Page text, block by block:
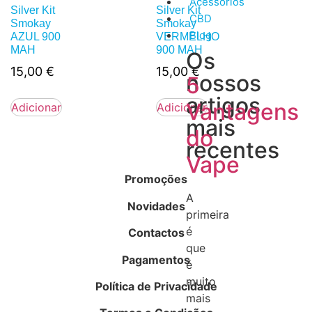
CBD
Blog
Os
nossos
artigos
mais
recentes
5
Vantagens
do
Vape
A
primeira
é
que
é
muito
mais
Silver Kit
Smokay
AZUL 900
MAH
15,00 €
Adicionar
Silver Kit
Smokay
VERMELHO
900 MAH
15,00€
Adicionar
Promoções
Novidades
Contactos
Pagamentos
Política de Privacidade